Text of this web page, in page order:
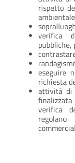
rispetto
verifica
pubbliche,
eseguire
richiesta
attività di
verifica